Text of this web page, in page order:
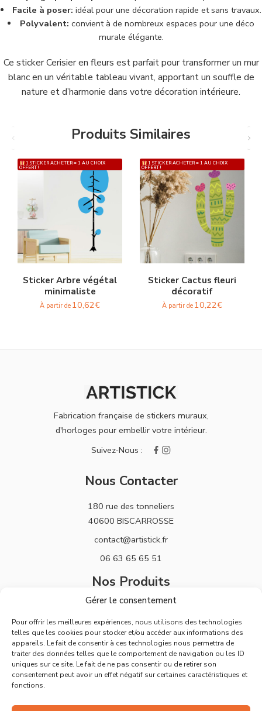
Gérer le consentement
Pour offrir les meilleures expériences, nous utilisons des technologies
telles que les cookies pour stocker et/ou accéder aux informations des
appareils. Le fait de consentir à ces technologies nous permettra de
traiter des données telles que le comportement de navigation ou les ID
uniques sur ce site. Le fait de ne pas consentir ou de retirer son
consentement peut avoir un effet négatif sur certaines caractéristiques et
fonctions.
Facile à poser: idéal pour une décoration rapide et sans travaux.
Polyvalent: convient à de nombreux espaces pour une déco
murale élégante.
Ce sticker Cerisier en fleurs est parfait pour transformer un mur
blanc en un véritable tableau vivant, apportant un souffle de
nature et d’harmonie dans votre décoration intérieure.
Produits Similaires
1 STICKER ACHETER = 1 AU CHOIX
OFFERT !
Sticker Arbre végétal
minimaliste
À partir de 10,62€
1 STICKER ACHETER = 1 AU CHOIX
OFFERT !
Sticker Cactus fleuri
décoratif
À partir de 10,22€
Fabrication française de stickers muraux,
d'horloges pour embellir votre intérieur.
Nous Contacter
180 rue des tonneliers
40600 BISCARROSSE
contact@artistick.fr
06 63 65 65 51
Nos Produits
Stickers
Horloges
Support
Mentions Légales